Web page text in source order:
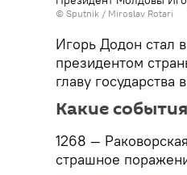
© Sputnik / Miroslav Rotari
Игорь Додон стал
президентом
главу государства
Какие
1268 —
страшное